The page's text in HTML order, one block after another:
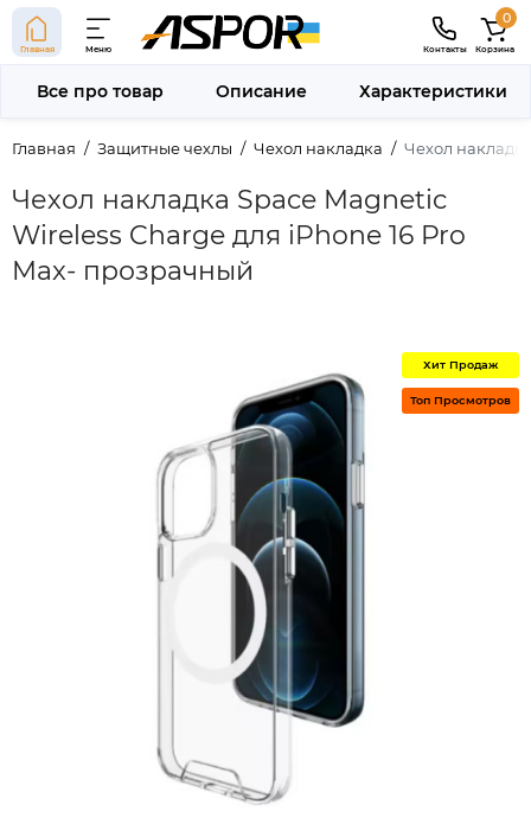
Главная Меню Контакты
0
Корзина
Главная Защитные чехлы Чехол накладка Чехол
Чехол накладка Space Magnetic
Wireless Charge для iPhone 16 Pro
Max- прозрачный
Все про товар Описание Характеристики
Хит Продаж
Топ Просмотров